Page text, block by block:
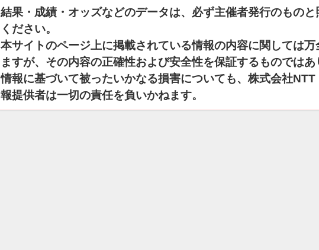
結果・成績・オッズなどのデータは、必ず主催者発行のものと
ください。
本サイトのページ上に掲載されている情報の内容に関しては万
ますが、その内容の正確性および安全性を保証するものでは
情報に基づいて被ったいかなる損害についても、株式会社
報提供者は一切の責任を負いかねます。